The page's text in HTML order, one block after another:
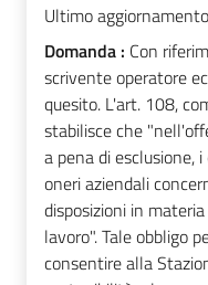
Ultimo
Domanda : Con
scrivente operatore
quesito. L'art. 108,
stabilisce che
a pena di esclusione,
oneri aziendali
disposizioni in
lavoro". Tale obbligo
consentire alla